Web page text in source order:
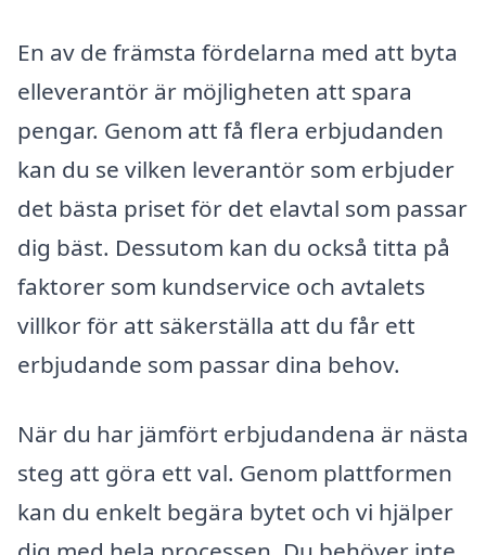
En av de främsta fördelarna med att byta
elleverantör är möjligheten att spara
pengar. Genom att få flera erbjudanden
kan du se vilken leverantör som erbjuder
det bästa priset för det elavtal som passar
dig bäst. Dessutom kan du också titta på
faktorer som kundservice och avtalets
villkor för att säkerställa att du får ett
erbjudande som passar dina behov.
När du har jämfört erbjudandena är nästa
steg att göra ett val. Genom plattformen
kan du enkelt begära bytet och vi hjälper